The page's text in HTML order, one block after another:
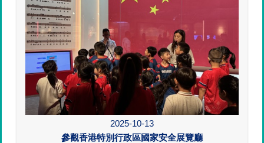
2025-10-13
參觀香港特別行政區國家安全展覽廳